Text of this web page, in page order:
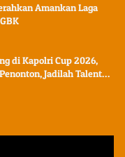
Amankan Laga
di Kapolri Cup 2026,
Jadilah Talenta